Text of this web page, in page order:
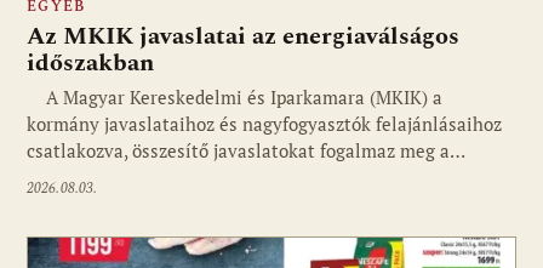
EGYÉB
Az MKIK javaslatai az energiaválságos
időszakban
A Magyar Kereskedelmi és Iparkamara (MKIK) a
kormány javaslataihoz és nagyfogyasztók felajánlásaihoz
csatlakozva, összesítő javaslatokat fogalmaz meg a…
2026.08.03.